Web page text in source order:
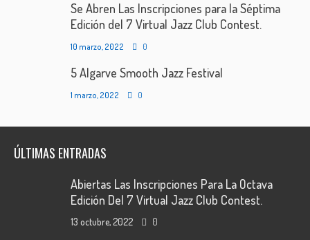
Se Abren Las Inscripciones para la Séptima
Edición del 7 Virtual Jazz Club Contest.
10 marzo, 2022 0
5 Algarve Smooth Jazz Festival
1 marzo, 2022 0
ÚLTIMAS ENTRADAS
Abiertas Las Inscripciones Para La Octava
Edición Del 7 Virtual Jazz Club Contest.
13 octubre, 2022 0